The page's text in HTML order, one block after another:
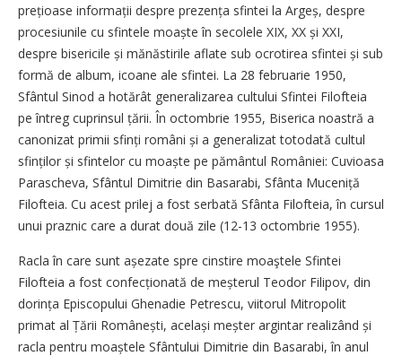
prețioase informații despre prezența sfintei la Argeș, despre
procesiunile cu sfintele moaște în secolele XIX, XX și XXI,
despre bisericile și mănăstirile aflate sub ocrotirea sfintei și sub
formă de album, icoane ale sfintei. La 28 februarie 1950,
Sfântul Sinod a hotărât generalizarea cultului Sfintei Filofteia
pe întreg cuprinsul țării. În octombrie 1955, Biserica noastră a
canonizat primii sfinți români și a generalizat totodată cultul
sfinților și sfintelor cu moaște pe pământul României: Cuvioasa
Parascheva, Sfântul Dimitrie din Basarabi, Sfânta Muceniță
Filofteia. Cu acest prilej a fost serbată Sfânta Filofteia, în cursul
unui praznic care a durat două zile (12-13 octombrie 1955).
Racla în care sunt așezate spre cinstire moaştele Sfintei
Filofteia a fost confecționată de meșterul Teodor Filipov, din
dorința Episcopului Ghenadie Petrescu, viitorul Mitropolit
primat al Țării Româ­nești, același meșter argintar realizând și
racla pentru moaștele Sfântului Dimitrie din Basarabi, în anul